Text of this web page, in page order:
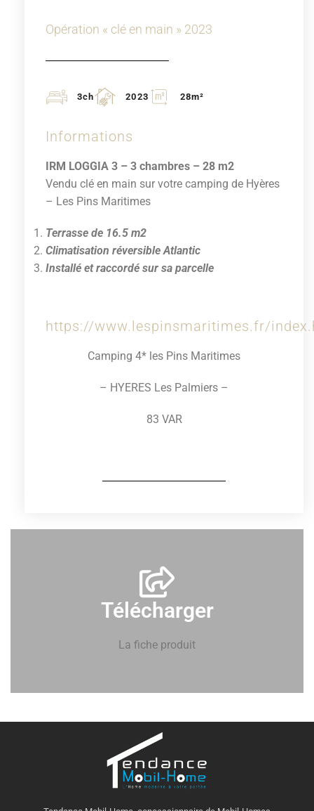
Opération « clé en main » 2023
3ch 2023 28m²
Informations
IRM LOGGIA 3 – 3 chambres – 28 m2
Vendu clé en main sur votre camping de Hyères
– Les Pins Maritimes
Terrasse de 16.5 m2
Climatisation réversible Atlantic
Installé et raccordé sur sa parcelle
https://www.lespinsmaritimes.fr/
Camping 4* les Pins Maritimes
– HYERES Les Palmiers –
83 VAR
Télécharger
La fiche produit